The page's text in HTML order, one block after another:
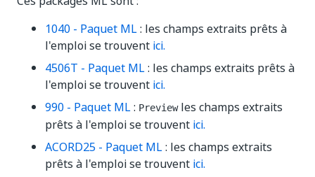
1040 - Paquet ML: les champs extraits prêts à
l'emploi se trouvent ici.
4506T - Paquet ML: les champs extraits prêts à
l'emploi se trouvent ici.
990 - Paquet ML: Previewles champs extraits
prêts à l'emploi se trouvent ici.
ACORD25 - Paquet ML: les champs extraits
prêts à l'emploi se trouvent ici.